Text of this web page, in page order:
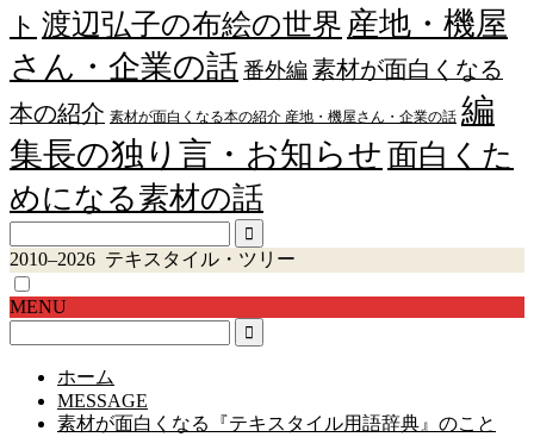
ト 渡辺弘子の布絵の世界 産地・機屋
さん・企業の話 番外編 素材が面白くなる
本の紹介 素材が面白くなる本の紹介 産地・機屋さん・企業の話 編
集長の独り言・お知らせ 面白くた
めになる素材の話
2010–2026 テキスタイル・ツリー
MENU
ホーム
MESSAGE
素材が面白くなる『テキスタイル用語辞典』のこと